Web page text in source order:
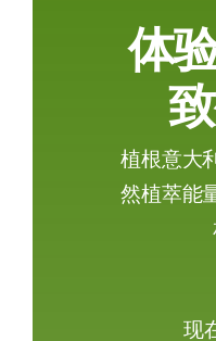
体
植根意大
然植萃能
现